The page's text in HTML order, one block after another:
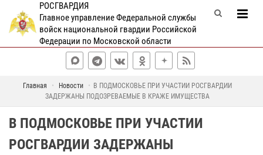
РОСГВАРДИЯ
Главное управление Федеральной службы
войск национальной гвардии Российской
Федерации по Московской области
Главная Новости
В ПОДМОСКОВЬЕ ПРИ УЧАСТИИ РОСГВАРДИИ
ЗАДЕРЖАНЫ ПОДОЗРЕВАЕМЫЕ В КРАЖЕ ИМУЩЕСТВА
В ПОДМОСКОВЬЕ ПРИ УЧАСТИИ
РОСГВАРДИИ ЗАДЕРЖАНЫ